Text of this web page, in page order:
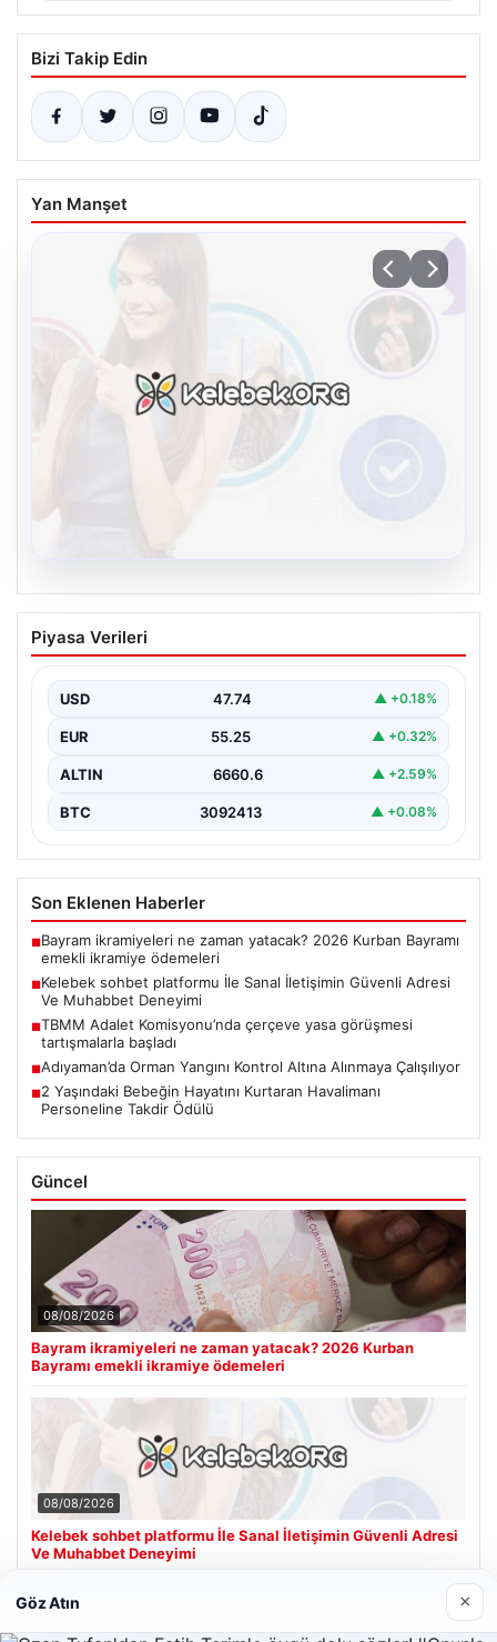
Bizi Takip Edin
Yan Manşet
Kelebek sohbet platformu İle Sanal
İletişimin Güvenli Adresi Ve Muhabbet
Sanal dünyasında bireylerin güvenli bir biçimde iletişim
çeşitli…
Piyasa Verileri
USD 47.74 ▲ +0.18%
EUR 55.25 ▲ +0.32%
ALTIN 6660.6 ▲ +2.59%
BTC 3092413 ▲ +0.08%
Son Eklenen Haberler
■Bayram ikramiyeleri ne zaman yatacak? 2026 Kurban Bayramı
emekli ikramiye ödemeleri
■Kelebek sohbet platformu İle Sanal İletişimin Güvenli Adresi
Ve Muhabbet Deneyimi
■TBMM Adalet Komisyonu’nda çerçeve yasa görüşmesi
tartışmalarla başladı
■Adıyaman’da Orman Yangını Kontrol Altına Alınmaya Çalışılıyor
■2 Yaşındaki Bebeğin Hayatını Kurtaran Havalimanı
Personeline Takdir Ödülü
Güncel
08/08/2026
Bayram ikramiyeleri ne zaman yatacak? 2026 Kurban
Bayramı emekli ikramiye ödemeleri
08/08/2026
Kelebek sohbet platformu İle Sanal İletişimin Güvenli Adresi
Ve Muhabbet Deneyimi
Göz Atın ×